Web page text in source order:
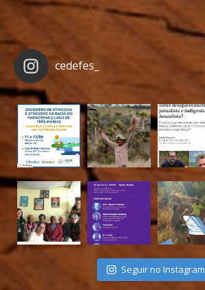
cedefes_
Seguir no Instagram